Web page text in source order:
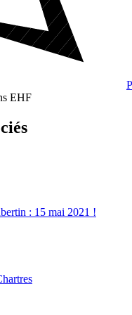
EHF
: 15 mai 2021 !